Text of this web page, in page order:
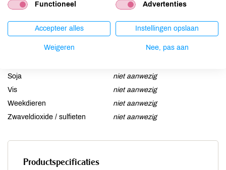
Mosterd
niet aanwezig
Noten
niet aanwezig
Schaaldieren
niet aanwezig
niet aanwezig
Soja
niet aanwezig
Vis
niet aanwezig
Weekdieren
niet aanwezig
Zwaveldioxide / sulfieten
niet aanwezig
Productspecificaties
Functioneel Advertenties
Accepteer alles Instellingen opslaan
Weigeren Nee, pas aan